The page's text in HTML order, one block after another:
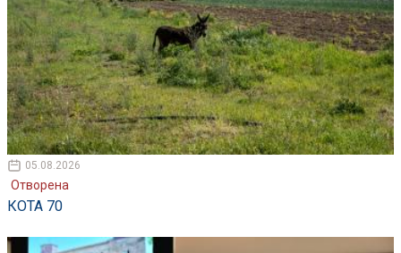
05.08.2026
Отворена
КОТА 70